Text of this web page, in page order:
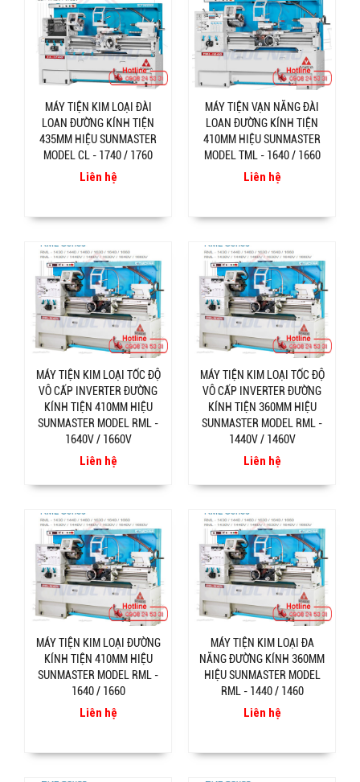
MÁY TIỆN KIM LOẠI ĐÀI
LOAN ĐƯỜNG KÍNH TIỆN
435MM HIỆU SUNMASTER
MODEL CL - 1740 / 1760
Liên hệ
MÁY TIỆN VẠN NĂNG ĐÀI
LOAN ĐƯỜNG KÍNH TIỆN
410MM HIỆU SUNMASTER
MODEL TML - 1640 / 1660
Liên hệ
MÁY TIỆN KIM LOẠI TỐC ĐỘ
VÔ CẤP INVERTER ĐƯỜNG
KÍNH TIỆN 410MM HIỆU
SUNMASTER MODEL RML -
1640V / 1660V
Liên hệ
MÁY TIỆN KIM LOẠI TỐC ĐỘ
VÔ CẤP INVERTER ĐƯỜNG
KÍNH TIỆN 360MM HIỆU
SUNMASTER MODEL RML -
1440V / 1460V
Liên hệ
MÁY TIỆN KIM LOẠI ĐƯỜNG
KÍNH TIỆN 410MM HIỆU
SUNMASTER MODEL RML -
1640 / 1660
Liên hệ
MÁY TIỆN KIM LOẠI ĐA
NĂNG ĐƯỜNG KÍNH 360MM
HIỆU SUNMASTER MODEL
RML - 1440 / 1460
Liên hệ